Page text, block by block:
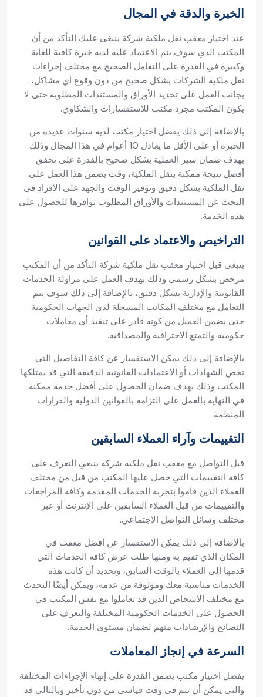
الخبرة والدقة في المجال
عند اختيار معقب نقل ملكية شركة ينبغي عليك التأكد من أن
المكتب الذي سوف يتم الاعتماد عليه لديه خبرة كافية للغاية
وكبيرة في القدرة على التعامل الصحيح مع مختلف إجراءات
نقل ملكية الشركات بشكل صحيح من دون وقوع أي مشاكل،
بجانب العمل على تحديد الأوراق والمستندات المطلوبة حتى لا
يكون المكتب مجرد مكتب للاستفسارات والشكاوي.
بالإضافة إلى ذلك يفضل اختيار مكتب لديه سنوات عديدة من
الخبرة أو على الأقل ما يعادل 10 أعوام في هذا المجال وذلك
بهدف ضمان سير العملية بشكل صحيح بالقدرة على تحقق
أفضل نتيجة ممكنة بنقل الملكية، وقت يضمن هذا العمل على
نقل الملكية بشكل دقيق وتوفير الوقت والجهد على الأفراد في
البحث عن المستندات والأوراق المطلوب توافرها للحصول على
هذه الخدمة.
التراخيص والاعتماد على القوانين
ينبغي قبل اختيار معقب نقل ملكية شركة التأكد من أن المكتب
مرخص بشكل رسمي وذلك بهدف العمل على مزاولة الخدمات
القانونية والإدارية بشكل دقيق، بالإضافة إلى ذلك سوف يتم
التعامل مع مختلف المكاتب المسجلة لدى الجهات الحكومية
حتى يضمن العميل من كونه قادر على تنفيذ أي معاملات
حكومية والتمتع الاحترافية والمصداقية.
بالإضافة إلى ذلك يمكن الاستفسار عن كافة التفاصيل التي
تخص الشهادات أو الاعتمادات القانونية الدقيقة التي قد يمتلكها
المكتب وذلك بهدف ضمان الحصول على أفضل خدمة ممكنة
في النهاية بالعمل على التزامه بالقوانين الدولية والقرارات
المنظمة.
التقييمات وآراء العملاء السابقين
قبل التواصل مع معقب نقل ملكية شركة ينبغي التعرف على
كافة التقييمات التي حصل عليها المكتب من قبل من مختلف
العملاء الذين قاموا بتجربة الخدمات المقدمة وكافة المراجعات
والتقييمات من قبل العملاء السابقين على الإنترنت أو عبر
مختلف وسائل التواصل الاجتماعي.
بالإضافة إلى ذلك يمكن الاستفسار عن أفضل معقب في
المكان الذي تقيم به ومنها طلب عرض كافة الخدمات التي
قدمها إلى العملاء بالوقت السابق، وتحديد أن كانت هذه
الخدمات مناسبة معك وموثوقة من عدمه، ويمكن أيضًا التحدث
مع مختلف الأشخاص الذين قد تعاملوا مع نفس المكتب في
الحصول على الخدمات الحكومية المختلفة والتعرف على
النصائح والإرشادات منهم لضمان مستوى الخدمة.
السرعة في إنجاز المعاملات
يفضل اختيار مكتب يضمن القدرة على إنهاء الإجراءات المختلفة
والتي يمكن أن تتم في وقت قياسي من دون تأخير وبالتالي قد